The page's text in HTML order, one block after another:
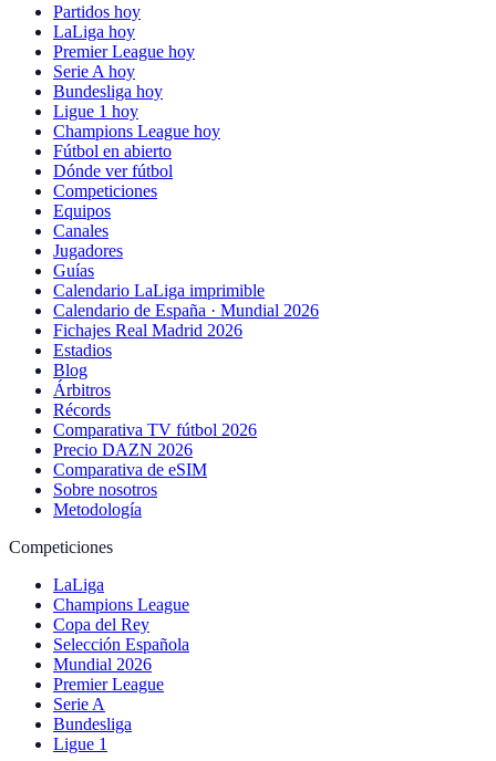
Partidos hoy
LaLiga hoy
Premier League hoy
Serie A hoy
Bundesliga hoy
Ligue 1 hoy
Champions League hoy
Fútbol en abierto
Dónde ver fútbol
Competiciones
Equipos
Canales
Jugadores
Guías
Calendario LaLiga imprimible
Calendario de España · Mundial 2026
Fichajes Real Madrid 2026
Estadios
Blog
Árbitros
Récords
Comparativa TV fútbol 2026
Precio DAZN 2026
Comparativa de eSIM
Sobre nosotros
Metodología
Competiciones
LaLiga
Champions League
Copa del Rey
Selección Española
Mundial 2026
Premier League
Serie A
Bundesliga
Ligue 1